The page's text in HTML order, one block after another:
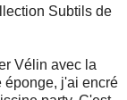
Subtils de
Vélin avec la
éponge, j'ai encré